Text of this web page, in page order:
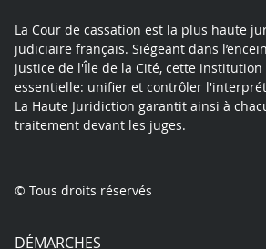
La Cour de cassation est la plus haute
judiciaire français. Siégeant dans
justice de l'Île de la Cité, cette
essentielle: unifier et contrôler
La Haute Juridiction garantit ainsi à
traitement devant les juges.
© Tous droits réservés
DÉMARCHES